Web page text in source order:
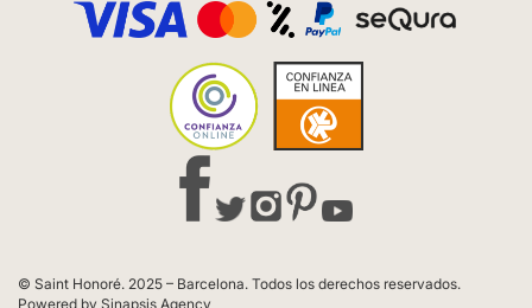
© Saint Honoré. 2025 – Barcelona. Todos los derechos reservados.
Powered by Sinapsis Agency